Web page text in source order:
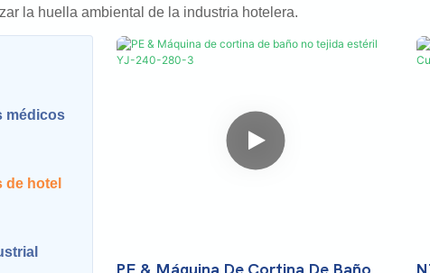
la huella ambiental de la industria hotelera.
médicos
de hotel